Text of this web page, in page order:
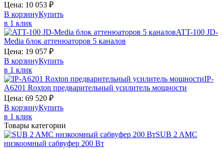
Цена: 10 053 ₽
В корзинуКупить
в 1 клик
ATT-100 JD-
Media блок аттенюаторов 5 каналов
Цена: 19 057 ₽
В корзинуКупить
в 1 клик
IP-
A6201 Roxton предварительный yсилитель мощности
Цена: 69 520 ₽
В корзинуКупить
в 1 клик
Товары категории
SUB 2AMC
низкоомный сабвуфер 200 Вт